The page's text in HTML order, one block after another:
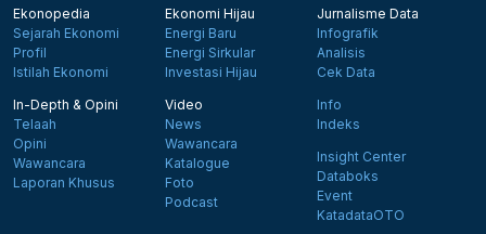
Ekonopedia
Sejarah Ekonomi
Profil
Istilah Ekonomi
Ekonomi Hijau
Energi Baru
Energi Sirkular
Investasi Hijau
Jurnalisme Data
Infografik
Analisis
Cek Data
In-Depth & Opini
Telaah
Opini
Wawancara
Laporan Khusus
Video
News
Wawancara
Katalogue
Foto
Podcast
Info
Indeks
Insight Center
Databoks
Event
KatadataOTO